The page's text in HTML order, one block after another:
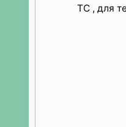
ТС , для